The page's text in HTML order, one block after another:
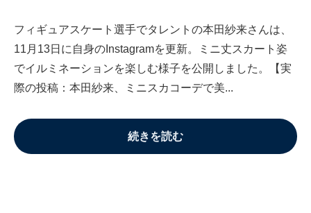
フィギュアスケート選手でタレントの本田紗来さんは、
11月13日に自身のInstagramを更新。ミニ丈スカート姿
でイルミネーションを楽しむ様子を公開しました。【実
際の投稿：本田紗来、ミニスカコーデで美...
続きを読む